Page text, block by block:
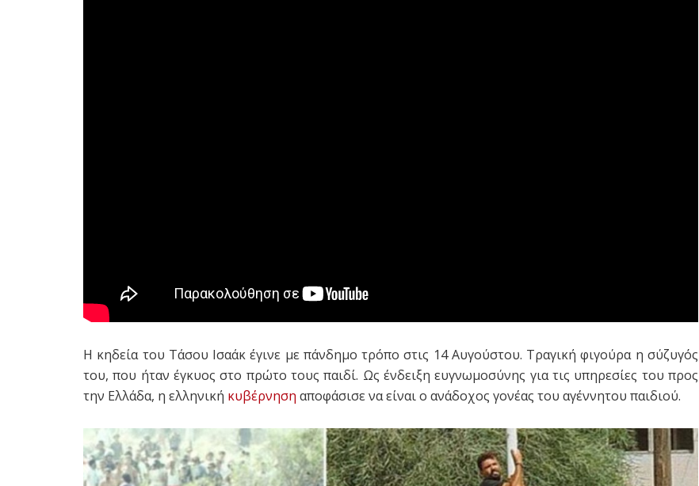
Η κηδεία του Τάσου Ισαάκ έγινε με πάνδημο τρόπο στις 14 Αυγούστου. Τραγική φιγούρα η σύζυγός
του, που ήταν έγκυος στο πρώτο τους παιδί. Ως ένδειξη ευγνωμοσύνης για τις υπηρεσίες του προς
την Ελλάδα, η ελληνική κυβέρνηση αποφάσισε να είναι ο ανάδοχος γονέας του αγέννητου παιδιού.